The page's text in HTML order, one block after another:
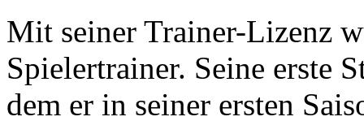
Mit seiner Trainer-Lizenz
Spielertrainer. Seine erste
dem er in seiner ersten